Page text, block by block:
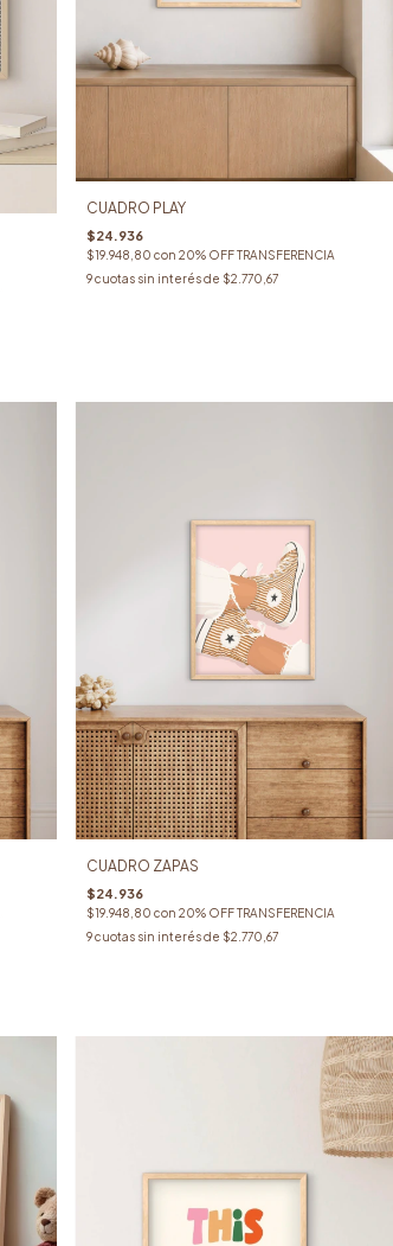
CUADRO PLAY
$24.936
$19.948,80con 20% OFF TRANSFERENCIA
9cuotas sin interés de $2.770,67
CUADRO ZAPAS
$24.936
$19.948,80con 20% OFF TRANSFERENCIA
9cuotas sin interés de $2.770,67